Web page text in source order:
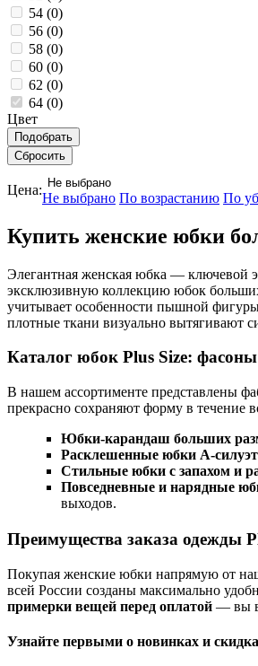
54 (0)
56 (0)
58 (0)
60 (0)
62 (0)
64 (0)
Цвет
Цена: Не выбрано
Не выбрано По возрастанию По
Купить женские юбки
Элегантная женская юбка — ключевой
эксклюзивную коллекцию юбок
учитывает особенности пышной
плотные ткани визуально вытягивают
Каталог юбок Plus Size:
В нашем ассортименте представлены
прекрасно сохраняют форму в течение
Юбки-карандаш больших
Расклешенные юбки А-
Стильные юбки с запахом и
Повседневные и нарядные
выходов.
Преимущества заказа одежды
Покупая женские юбки напрямую от
всей России созданы максимально
примерки вещей перед оплатой — вы
Узнайте первыми о новинках и